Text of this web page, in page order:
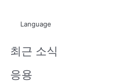
u
e
i
n
Language
최근 소식
응용